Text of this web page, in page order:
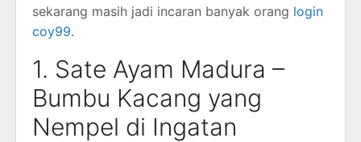
sekarang masih jadi incaran banyak orang login
coy99.
1. Sate Ayam Madura –
Bumbu Kacang yang
Nempel di Ingatan